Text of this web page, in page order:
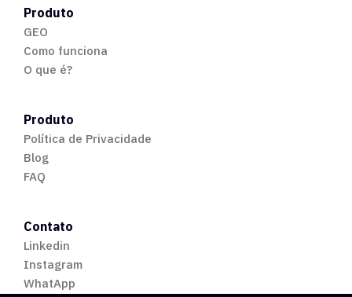
Produto
GEO
Como funciona
O que é?
Produto
Política de Privacidade
Blog
FAQ
Contato
Linkedin
Instagram
WhatApp